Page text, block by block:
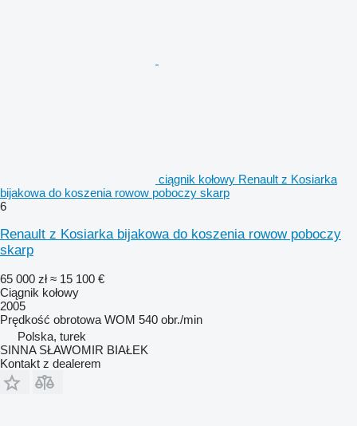
ciągnik kołowy Renault z Kosiarka
bijakowa do koszenia rowow poboczy skarp
6
Renault z Kosiarka bijakowa do koszenia rowow poboczy
skarp
65 000 zł ≈ 15 100 €
Ciągnik kołowy
2005
Prędkość obrotowa WOM 540 obr./min
Polska, turek
SINNA SŁAWOMIR BIAŁEK
Kontakt z dealerem